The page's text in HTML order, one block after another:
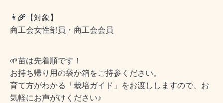
👩‍🌾 【対象】
商工会女性部員・商工会会員
🌱苗は先着順です！
お持ち帰り用の袋か箱をご持参ください。
育て方がわかる「栽培ガイド」をお渡ししますので、お
気軽にお声がけください♪